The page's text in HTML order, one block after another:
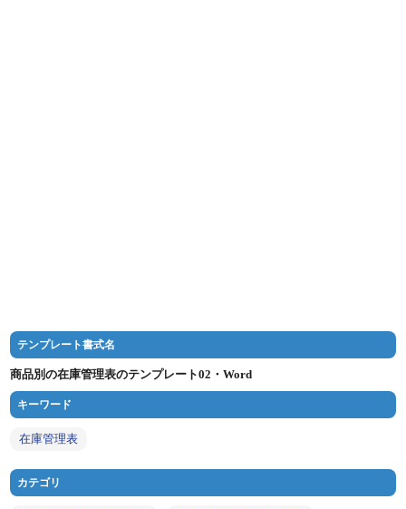
テンプレート書式名
商品別の在庫管理表のテンプレート02・Word
キーワード
在庫管理表
カテゴリ